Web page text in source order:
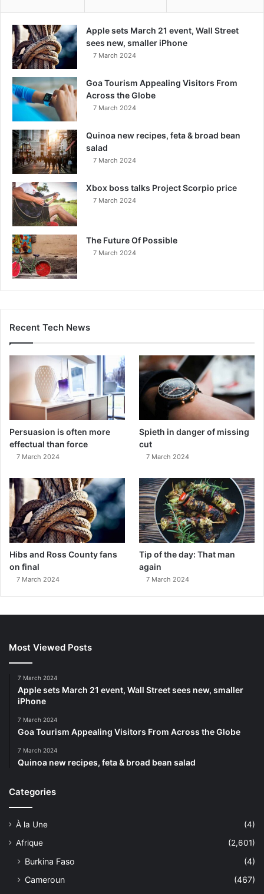
Apple sets March 21 event, Wall Street
sees new, smaller iPhone
7 March 2024
Goa Tourism Appealing Visitors From
Across the Globe
7 March 2024
Quinoa new recipes, feta & broad bean
salad
7 March 2024
Xbox boss talks Project Scorpio price
7 March 2024
The Future Of Possible
7 March 2024
Recent Tech News
Persuasion is often more
effectual than force
7 March 2024
Spieth in danger of missing
cut
7 March 2024
Hibs and Ross County fans
on final
7 March 2024
Tip of the day: That man
again
7 March 2024
Most Viewed Posts
7 March 2024
Apple sets March 21 event, Wall Street sees new, smaller
iPhone
7 March 2024
Goa Tourism Appealing Visitors From Across the Globe
7 March 2024
Quinoa new recipes, feta & broad bean salad
Categories
À la Une
(4)
Afrique
(2,601)
Burkina Faso
(4)
Cameroun
(467)